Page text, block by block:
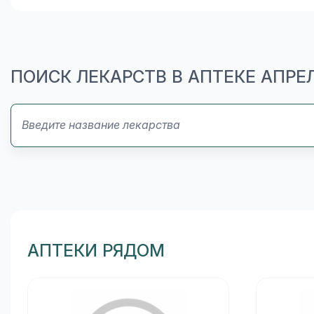
ПОИСК ЛЕКАРСТВ В АПТЕКЕ
АПТЕКИ РЯДОМ